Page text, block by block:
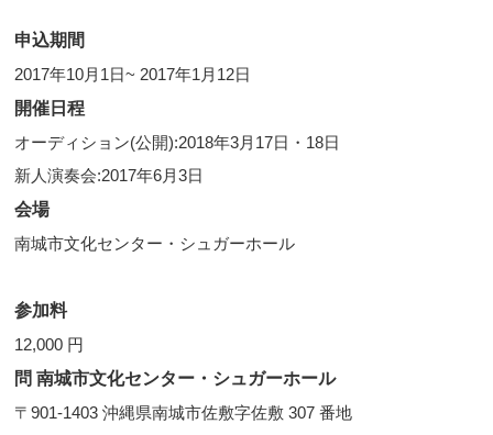
申込期間
2017年10月1日~ 2017年1月12日
開催日程
オーディション(公開):2018年3月17日・18日
新人演奏会:2017年6月3日
会場
南城市文化センター・シュガーホール
参加料
12,000 円
問 南城市文化センター・シュガーホール
〒901-1403 沖縄県南城市佐敷字佐敷 307 番地